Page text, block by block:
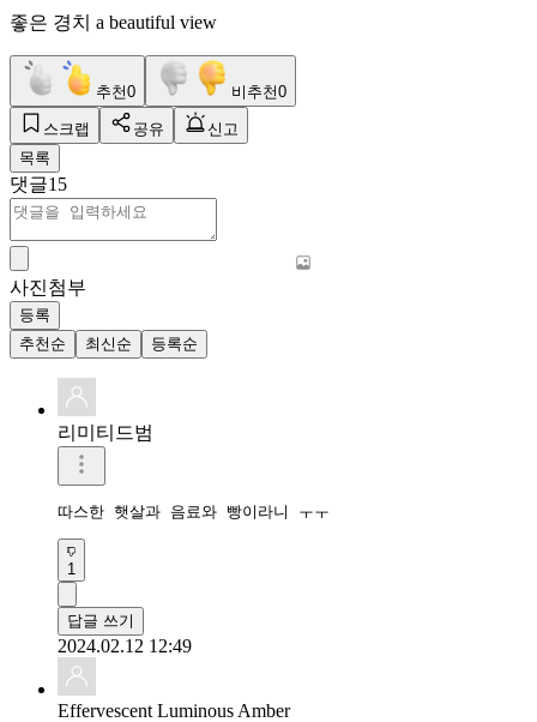
좋은 경치 a beautiful view
추천0 비추천0
스크랩 공유
신고
목록
댓글15
사진첨부
등록
추천순
최신순 등록순
리미티드범
따스한 햇살과 음료와 빵이라니 ㅜㅜ
1
답글 쓰기
2024.02.12 12:49
Effervescent Luminous Amber